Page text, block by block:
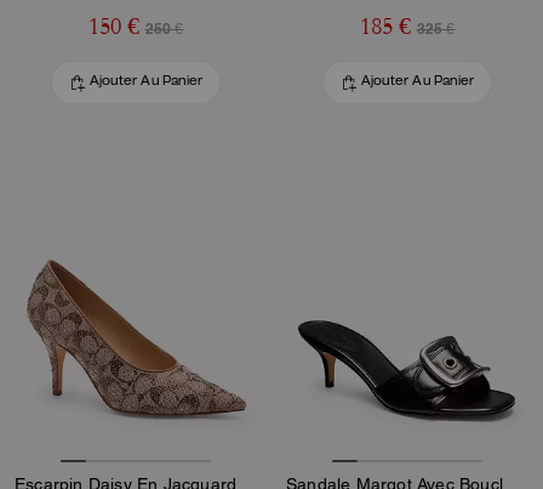
150 € 250 €
Ajouter Au Panier
185 € 325 €
Ajouter Au Panier